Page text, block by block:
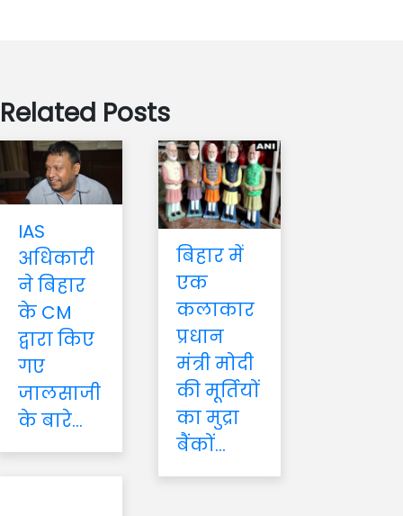
Related Posts
IAS
अधिकारी
ने बिहार
के CM
द्वारा किए
गए
जालसाजी
के बारे...
बिहार में
एक
कलाकार
प्रधान
मंत्री मोदी
की मूर्तियों
का मुद्रा
बैंकों...